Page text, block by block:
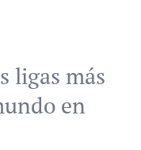
ligas más
en